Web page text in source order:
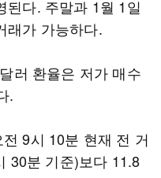
된다. 주말과 1월 1일
래가 가능하다.
러 환율은 저가 매수
.
9시 10분 현재 전 거
30분 기준)보다 11.8